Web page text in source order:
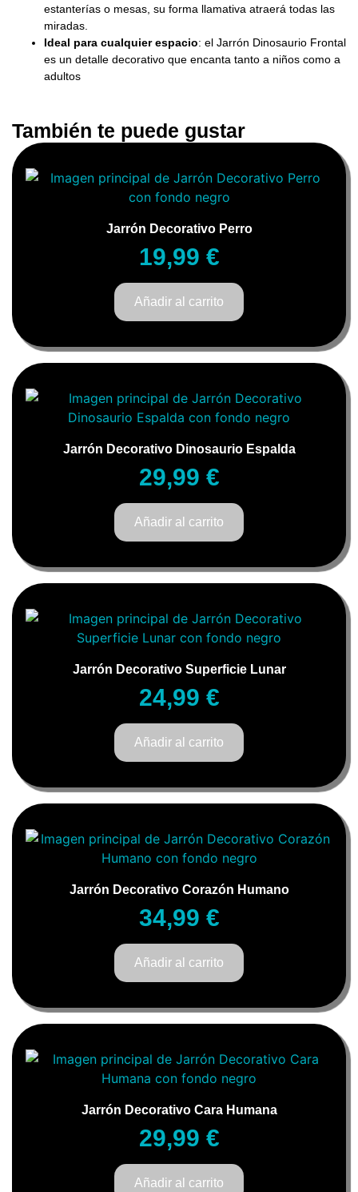
estanterías o mesas, su forma llamativa atraerá todas las
miradas.
Ideal para cualquier espacio: el Jarrón Dinosaurio Frontal
es un detalle decorativo que encanta tanto a niños como a
adultos
También te puede gustar
Jarrón Decorativo Perro
19,99 €
Añadir al carrito
Jarrón Decorativo Dinosaurio Espalda
29,99 €
Añadir al carrito
Jarrón Decorativo Superficie Lunar
24,99 €
Añadir al carrito
Jarrón Decorativo Corazón Humano
34,99 €
Añadir al carrito
Jarrón Decorativo Cara Humana
29,99 €
Añadir al carrito